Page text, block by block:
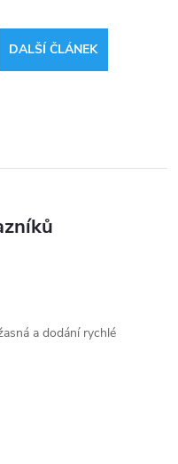
DALŠÍ ČLÁNEK
a dodání rychlé